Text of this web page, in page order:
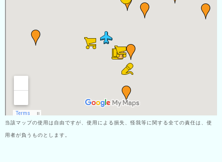
当該マップの使用は自由ですが、使用による損失、怪我等に関する全ての責任は、使
用者が負うものとします。